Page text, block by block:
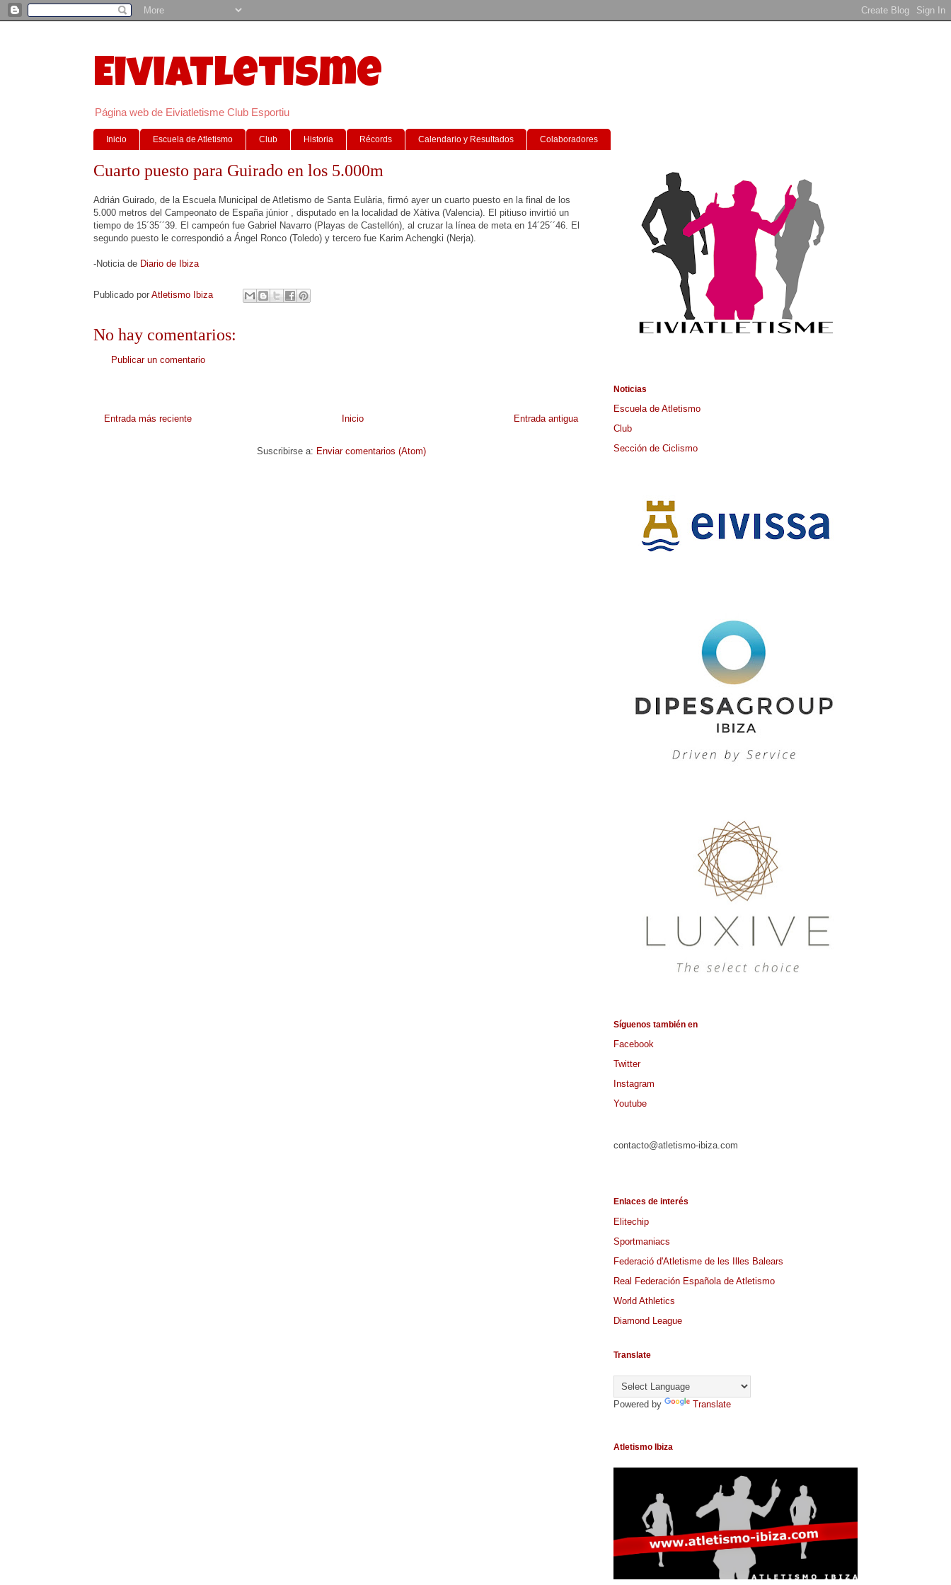
Eiviatletisme
Página web de Eiviatletisme Club Esportiu
Inicio Escuela de Atletismo Club Historia Récords Calendario y Resultados Colaboradores
Cuarto puesto para Guirado en los 5.000m
­Adrián Guirado, de la Escuela Municipal de Atletismo de Santa Eulària, firmó ayer un cuarto puesto en la final de los
5.000 metros del Campeonato de España júnior , disputado en la localidad de Xàtiva (Valencia). El pitiuso invirtió un
tiempo de 15´35´´39. El campeón fue Gabriel Navarro (Playas de Castellón), al cruzar la línea de meta en 14´25´´46. El
segundo puesto le correspondió a Ángel Ronco (Toledo) y tercero fue Karim Achengki (Nerja).
-Noticia de Diario de Ibiza
Publicado por Atletismo Ibiza
No hay comentarios:
Publicar un comentario
Entrada más reciente Entrada antigua
Inicio
Suscribirse a: Enviar comentarios (Atom)
Noticias
Escuela de Atletismo
Club
Sección de Ciclismo
Síguenos también en
Facebook
Twitter
Instagram
Youtube
contacto@atletismo-ibiza.com
Enlaces de interés
Elitechip
Sportmaniacs
Federació d'Atletisme de les Illes Balears
Real Federación Española de Atletismo
World Athletics
Diamond League
Translate
Powered by Translate
Atletismo Ibiza